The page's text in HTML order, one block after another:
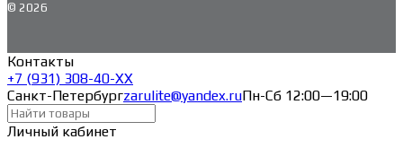
© 2026
Контакты
+7 (931) 308-40-ХХ
Санкт-Петербургzarulite@yandex.ruПн-Сб 12:00—19:00
Личный кабинет